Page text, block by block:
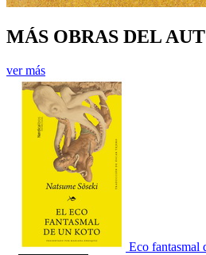
MÁS OBRAS DEL
ver más
Eco fantasmal